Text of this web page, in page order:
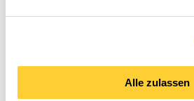
Alle zulassen